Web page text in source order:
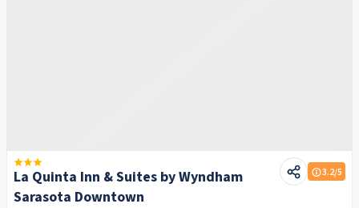
La Quinta Inn & Suites by Wyndham
Sarasota Downtown
3.2/5